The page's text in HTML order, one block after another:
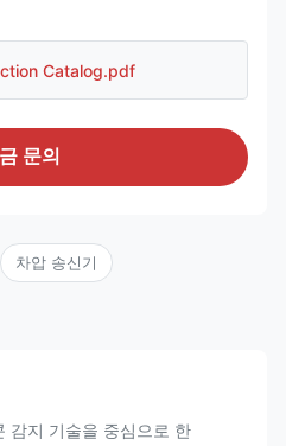
Catalog.pdf
문의
차압 송신기
감지 기술을 중심으로 한